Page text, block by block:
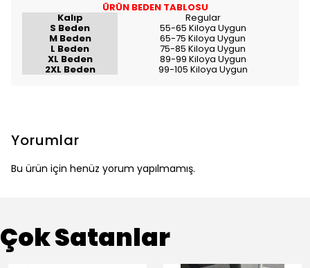
ÜRÜN BEDEN TABLOSU
Kalıp Regular
S Beden 55-65 Kiloya Uygun
M Beden 65-75 Kiloya Uygun
L Beden 75-85 Kiloya Uygun
XL Beden 89-99 Kiloya Uygun
2XL Beden 99-105 Kiloya Uygun
Yorumlar
Bu ürün için henüz yorum yapılmamış.
Çok Satanlar